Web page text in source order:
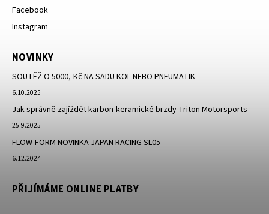
Facebook
Instagram
NOVINKY
SOUTĚŽ O 5000,-Kč NA SADU KOL NEBO PNEUMATIK
6.10.2025
Jak správně zajíždět karbon-keramické brzdy Triton Motorsports
25.9.2025
FLOW-FORM NOVINKA JAPAN RACING SL05
6.12.2024
PŘIJÍMÁME ONLINE PLATBY